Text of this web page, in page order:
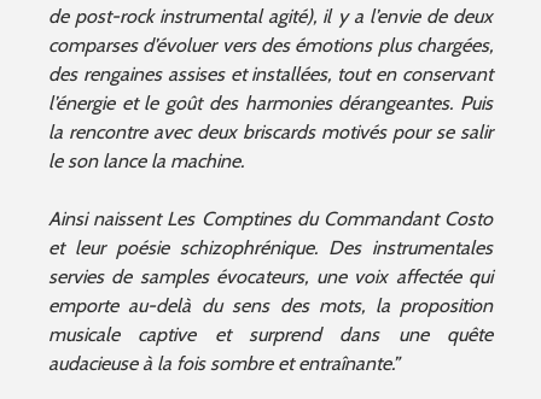
de post-rock instrumental agité), il y a l’envie de deux
comparses d’évoluer vers des émotions plus chargées,
des rengaines assises et installées, tout en conservant
l’énergie et le goût des harmonies dérangeantes. Puis
la rencontre avec deux briscards motivés pour se salir
le son lance la machine.
Ainsi naissent Les Comptines du Commandant Costo
et leur poésie schizophrénique. Des instrumentales
servies de samples évocateurs, une voix affectée qui
emporte au-delà du sens des mots, la proposition
musicale captive et surprend dans une quête
audacieuse à la fois sombre et entraînante.”